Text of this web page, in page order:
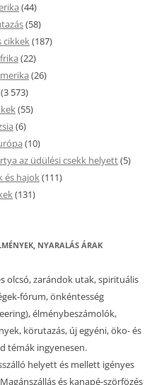
(44)
(58)
cikkek(187)
(22)
(26)
(3 573)
(55)
(6)
(10)
az üdülési csekk helyett(5)
és hajok(111)
(131)
NYARALÁS ÁRAK
olcsó, zarándok utak, spirituális
fórum, önkéntesség
élménybeszámolók,
körutazás, új egyéni, öko- és
témák ingyenesen.
helyett és mellett igényes
és kanapé-szörfözés